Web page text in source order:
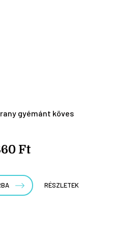
gyémánt köves
Ft
RÉSZLETEK